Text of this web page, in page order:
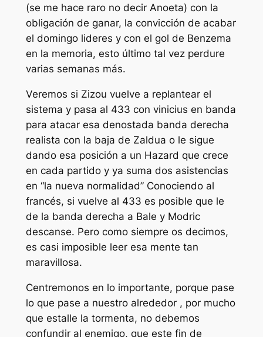
(se me hace raro no decir Anoeta) con la
obligación de ganar, la convicción de acabar
el domingo lideres y con el gol de Benzema
en la memoria, esto último tal vez perdure
varias semanas más.
Veremos si Zizou vuelve a replantear el
sistema y pasa al 433 con vinicius en banda
para atacar esa denostada banda derecha
realista con la baja de Zaldua o le sigue
dando esa posición a un Hazard que crece
en cada partido y ya suma dos asistencias
en “la nueva normalidad” Conociendo al
francés, si vuelve al 433 es posible que le
de la banda derecha a Bale y Modric
descanse. Pero como siempre os decimos,
es casi imposible leer esa mente tan
maravillosa.
Centremonos en lo importante, porque pase
lo que pase a nuestro alrededor , por mucho
que estalle la tormenta, no debemos
confundir al enemigo, que este fin de